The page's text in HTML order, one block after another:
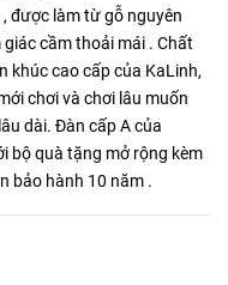
được làm từ gỗ nguyên
cầm thoải mái . Chất
khúc cao cấp của KaLinh,
chơi và chơi lâu muốn
dài. Đàn cấp A của
bộ quà tặng mở rộng kèm
bảo hành 10 năm .